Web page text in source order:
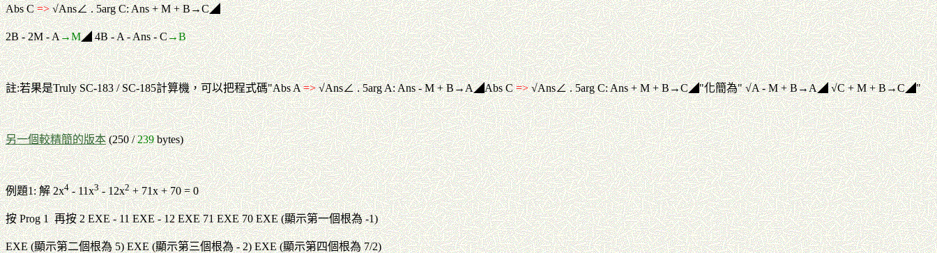
Abs C=>√Ans∠ . 5arg C: Ans + M + B→C◢
2B - 2M - A→M◢ 4B - A - Ans - C→B
註:若果是Truly SC-183 / SC-185計算機，可以把程式碼"Abs A=>√Ans∠ . 5arg A: Ans - M + B→A◢Abs C=>√Ans∠ . 5arg C: Ans + M + B→C◢"化簡為" √A - M + B→A◢ √C + M + B→C◢"
另一個較精簡的版本(250 /239bytes)
例題1: 解 2x4- 11x3- 12x2+ 71x + 70 = 0
按 Prog 1 再按 2 EXE - 11 EXE - 12 EXE 71 EXE 70 EXE (顯示第一個根為 -1)
EXE (顯示第二個根為 5) EXE (顯示第三個根為 - 2) EXE (顯示第四個根為 7/2)